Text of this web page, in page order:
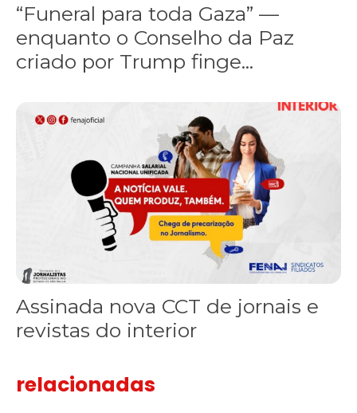
“Funeral para toda Gaza” —
enquanto o Conselho da Paz
criado por Trump finge...
Assinada nova CCT de jornais e revistas do interior
Assinada nova CCT de jornais e
revistas do interior
relacionadas